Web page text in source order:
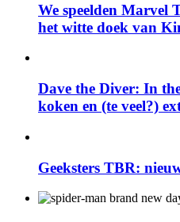
We speelden Marvel
het witte doek van
Dave the Diver: In
koken en (te veel?)
Geeksters TBR: